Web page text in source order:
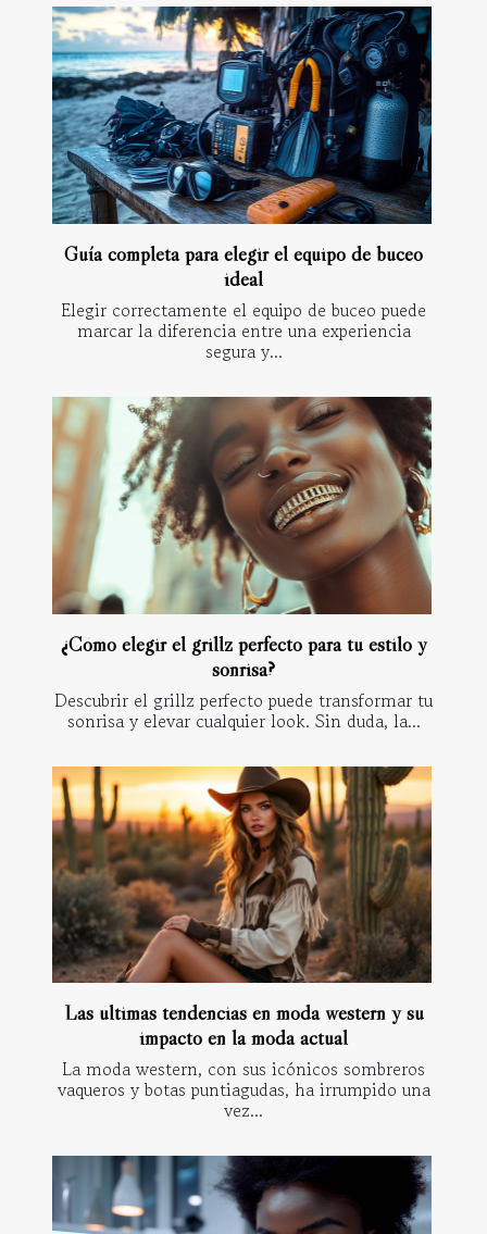
Guía completa para elegir el equipo de buceo
ideal
Elegir correctamente el equipo de buceo puede
marcar la diferencia entre una experiencia
segura y...
¿Cómo elegir el grillz perfecto para tu estilo y
sonrisa?
Descubrir el grillz perfecto puede transformar tu
sonrisa y elevar cualquier look. Sin duda, la...
Las últimas tendencias en moda western y su
impacto en la moda actual
La moda western, con sus icónicos sombreros
vaqueros y botas puntiagudas, ha irrumpido una
vez...